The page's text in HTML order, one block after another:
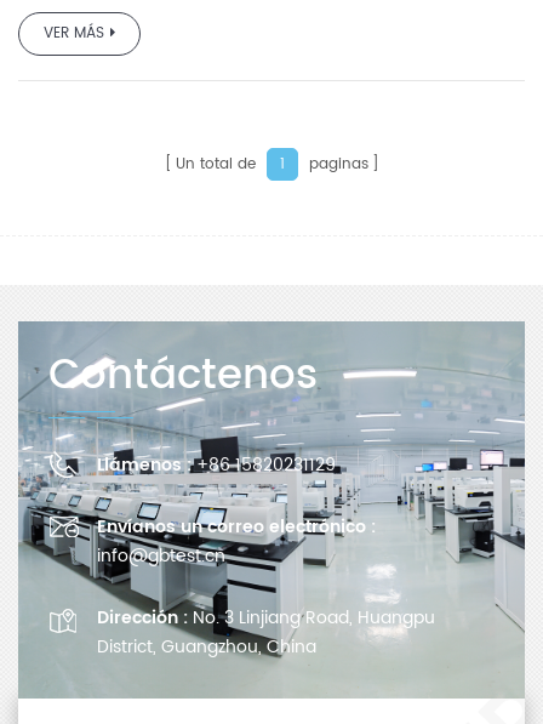
láminas de caucho, materiales compuestos, cintas,
materiales de embalaje blandos, papel, telas no tejidas,
materiales para paquetes de medicamentos, jeringas,
tapas de botellas, tapones de goma y otros materiales de
VER MÁS
Un total de 1 paginas
Contáctenos
Llámenos :+86 15820231129
Envíanos un correo electrónico :
info@gbtest.cn
Dirección : No. 3 Linjiang Road, Huangpu
District, Guangzhou, China